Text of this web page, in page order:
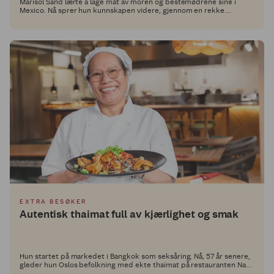
Marisol Sand lærte å lage mat av moren og bestemødrene sine i
Mexico. Nå sprer hun kunnskapen videre, gjennom en rekke
EXTRA BESØKER
Autentisk thaimat full av kjærlighet og smak
Hun startet på markedet i Bangkok som seksåring. Nå, 57 år senere,
gleder hun Oslos befolkning med ekte thaimat på restauranten Nam